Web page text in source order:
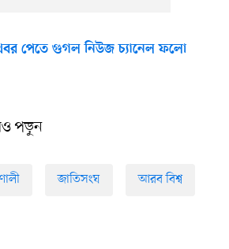
পেতে গুগল নিউজ চ্যানেল ফলো
পড়ুন
জাতিসংঘ আরব বিশ্ব